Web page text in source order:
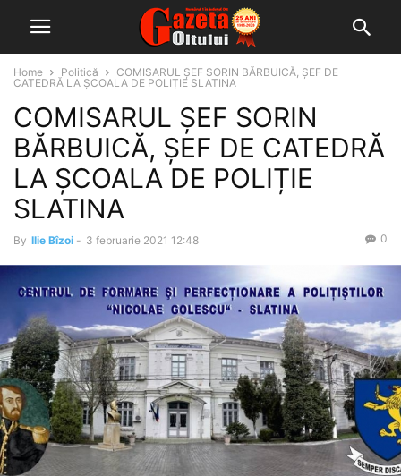
Home Politică
COMISARUL ȘEF SORIN BĂRBUICĂ, ȘEF DE
CATEDRĂ LA ȘCOALA DE POLIȚIE SLATINA
COMISARUL ȘEF SORIN
BĂRBUICĂ, ȘEF DE CATEDRĂ
LA ȘCOALA DE POLIȚIE
SLATINA
By Ilie Bîzoi - 3 februarie 2021 12:48 0